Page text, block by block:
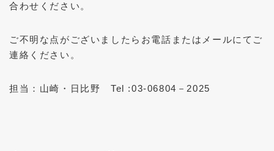
合わせください。
ご不明な点がございましたらお電話またはメールにてご
連絡ください。
担当：山崎・日比野 Tel :03-06804－2025